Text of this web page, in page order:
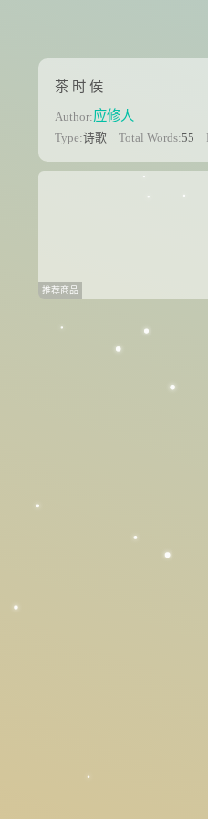
茶 时 侯
Author:应修人
Type:诗歌 Total Words:55
推荐商品